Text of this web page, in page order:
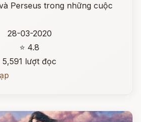
Perseus trong những cuộc
28-03-2020
⭐ 4.8
5,591 lượt đọc